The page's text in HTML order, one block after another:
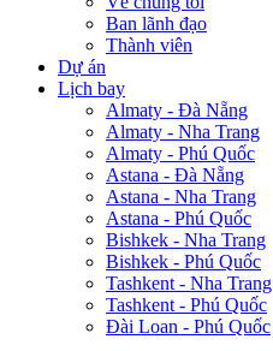
Ban lãnh đạo
Thành viên
Dự án
Lịch bay
Almaty - Đà Nẵng
Almaty - Nha Trang
Almaty - Phú Quốc
Astana - Đà Nẵng
Astana - Nha Trang
Astana - Phú Quốc
Bishkek - Nha Trang
Bishkek - Phú Quốc
Tashkent - Nha Trang
Tashkent - Phú Quốc
Đài Loan - Phú Quốc